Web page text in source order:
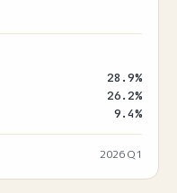
28.9%
26.2%
9.4%
2026 Q1